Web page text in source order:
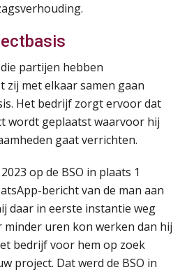
partijen hebben
zij met elkaar samen gaan
Het bedrijf zorgt ervoor dat
wordt geplaatst waarvoor hij
gaat verrichten.
op de BSO in plaats 1
bericht van de man aan
daar in eerste instantie weg
minder uren kon werken dan hij
bedrijf voor hem op zoek
project. Dat werd de BSO in